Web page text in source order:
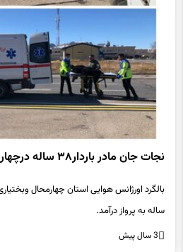
نجات جان مادر باردار۳۸ ساله درچهارمحال وبختیاری
ساله به پرواز درآمد.
3 سال پیش